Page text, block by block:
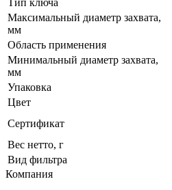
Максимальный диаметр захвата,
мм
Область применения
Минимальный диаметр захвата,
мм
Упаковка
Цвет
Сертификат
Вес нетто, г
Вид фильтра
Компания